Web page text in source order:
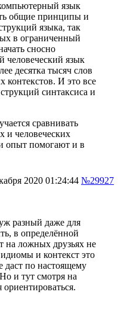
язык
общие принципы и
языка, так
в ограниченный
сносно
человеческий язык
десятка тысяч слов
контекстов. И это все
синтаксиса и
сравнивать
и человеческих
опыт помогают и в
2020 01:24:44 №29927
разный даже для
в определённой
на ложных друзьях не
и контекст это
даст по настоящему
и тут смотря на